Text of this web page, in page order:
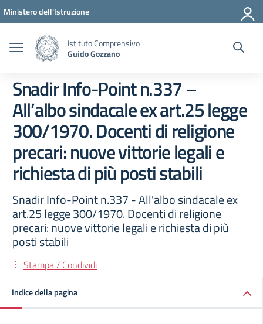
Vai ai contenuti
Vai al menu di navigazione
Vai al footer
Ministero dell'Istruzione
Istituto Comprensivo
Guido Gozzano
Snadir Info-Point n.337 –
All’albo sindacale ex art.25 legge
300/1970. Docenti di religione
precari: nuove vittorie legali e
richiesta di più posti stabili
Snadir Info-Point n.337 - All'albo sindacale ex
art.25 legge 300/1970. Docenti di religione
precari: nuove vittorie legali e richiesta di più
posti stabili
Stampa / Condividi
Indice della pagina